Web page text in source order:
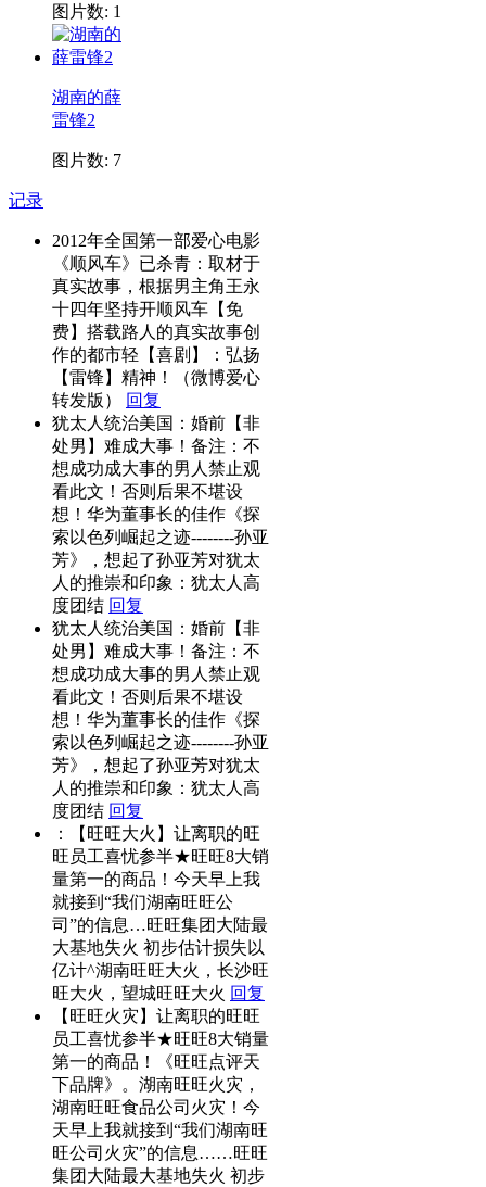
图片数: 1
湖南的薛
雷锋2
图片数: 7
记录
2012年全国第一部爱心电影
《顺风车》已杀青：取材于
真实故事，根据男主角王永
十四年坚持开顺风车【免
费】搭载路人的真实故事创
作的都市轻【喜剧】：弘扬
【雷锋】精神！（微博爱心
转发版）
回复
犹太人统治美国：婚前【非
处男】难成大事！备注：不
想成功成大事的男人禁止观
看此文！否则后果不堪设
想！华为董事长的佳作《探
索以色列崛起之迹--------孙亚
芳》，想起了孙亚芳对犹太
人的推崇和印象：犹太人高
度团结 回复
犹太人统治美国：婚前【非
处男】难成大事！备注：不
想成功成大事的男人禁止观
看此文！否则后果不堪设
想！华为董事长的佳作《探
索以色列崛起之迹--------孙亚
芳》，想起了孙亚芳对犹太
人的推崇和印象：犹太人高
度团结 回复
：【旺旺大火】让离职的旺
旺员工喜忧参半★旺旺8大销
量第一的商品！今天早上我
就接到“我们湖南旺旺公
司”的信息…旺旺集团大陆最
大基地失火 初步估计损失以
亿计^湖南旺旺大火，长沙旺
旺大火，望城旺旺大火 回复
【旺旺火灾】让离职的旺旺
员工喜忧参半★旺旺8大销量
第一的商品！《旺旺点评天
下品牌》。湖南旺旺火灾，
湖南旺旺食品公司火灾！今
天早上我就接到“我们湖南旺
旺公司火灾”的信息……旺旺
集团大陆最大基地失火 初步